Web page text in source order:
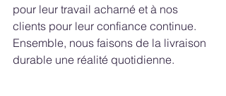
pour leur travail acharné et à nos
clients pour leur confiance continue.
Ensemble, nous faisons de la livraison
durable une réalité quotidienne.